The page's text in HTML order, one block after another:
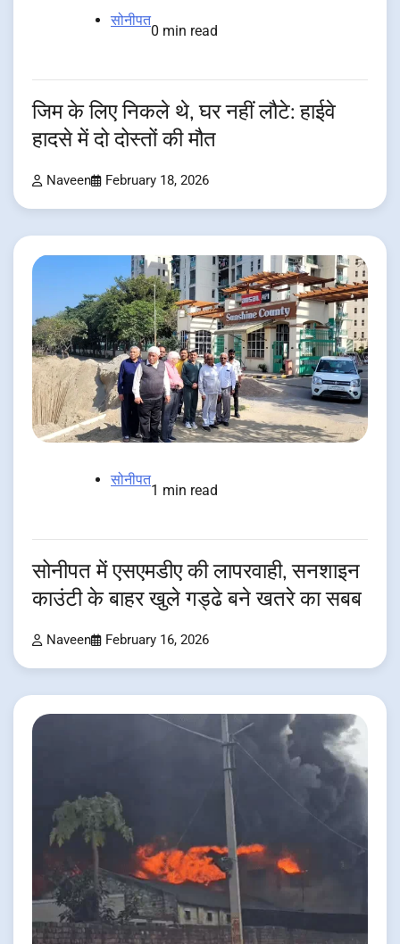
सोनीपत
0 min read
जिम के लिए निकले थे, घर नहीं लौटे: हाईवे
हादसे में दो दोस्तों की मौत
Naveen February 18, 2026
सोनीपत
1 min read
सोनीपत में एसएमडीए की लापरवाही, सनशाइन
काउंटी के बाहर खुले गड्ढे बने खतरे का सबब
Naveen February 16, 2026